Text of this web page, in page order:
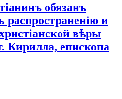
обязанъ
распространенію и
вѣры
Кирилла, епископа